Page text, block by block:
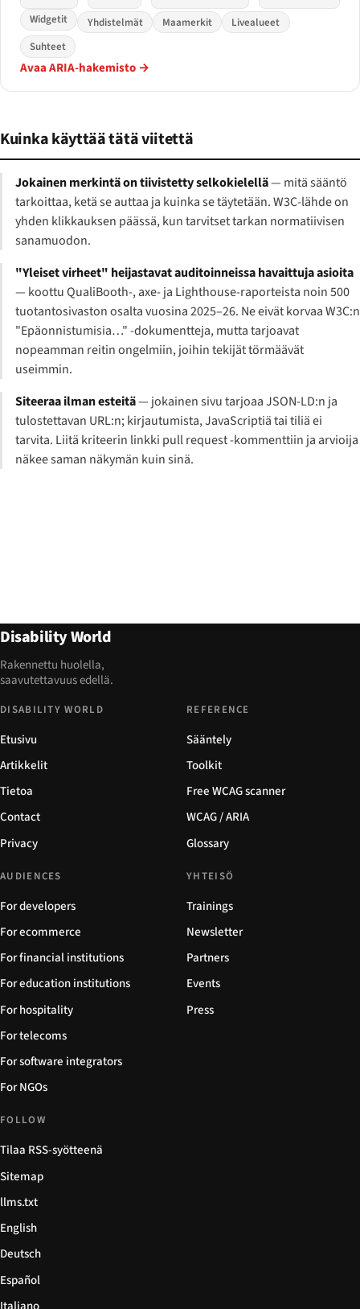
Widgetit
Yhdistelmät Maamerkit
Livealueet
Suhteet
Avaa ARIA-hakemisto →
Kuinka käyttää tätä viitettä
Jokainen merkintä on tiivistetty selkokielellä— mitä sääntö
tarkoittaa, ketä se auttaa ja kuinka se täytetään. W3C-lähde on
yhden klikkauksen päässä, kun tarvitset tarkan normatiivisen
sanamuodon.
"Yleiset virheet" heijastavat auditoinneissa havaittuja asioita
— koottu QualiBooth-, axe- ja Lighthouse-raporteista noin 500
tuotantosivaston osalta vuosina 2025–26. Ne eivät korvaa W3C:n
"Epäonnistumisia…" -dokumentteja, mutta tarjoavat
nopeamman reitin ongelmiin, joihin tekijät törmäävät
useimmin.
Siteeraa ilman esteitä— jokainen sivu tarjoaa JSON-LD:n ja
tulostettavan URL:n; kirjautumista, JavaScriptiä tai tiliä ei
tarvita. Liitä kriteerin linkki pull request -kommenttiin ja arvioija
näkee saman näkymän kuin sinä.
Disability World
Rakennettu huolella,
saavutettavuus edellä.
DISABILITY WORLD
Etusivu
Artikkelit
Tietoa
Contact
Privacy
REFERENCE
Sääntely
Toolkit
Free WCAG scanner
WCAG / ARIA
Glossary
AUDIENCES
For developers
For ecommerce
For financial institutions
For education institutions
For hospitality
For telecoms
For software integrators
For NGOs
YHTEISÖ
Trainings
Newsletter
Partners
Events
Press
FOLLOW
Tilaa RSS-syötteenä
Sitemap
llms.txt
English
Deutsch
Español